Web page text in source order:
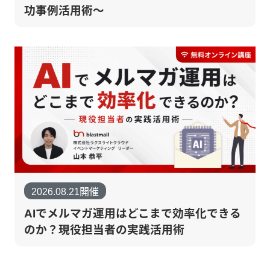
功事例活用術〜
2026.08.21開催
AIでメルマガ運用はどこまで効率化できる
のか？現役担当者の実践活用術